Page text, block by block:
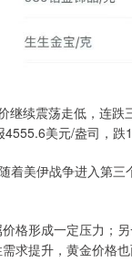
续震荡走低，连跌
美元/盎司，跌1
美伊战争进入第三
形成一定压力；
求提升，黄金价格也